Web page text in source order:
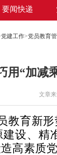
要闻快递
党建工作>党员教育
用“加减
文章
教育新
设、精
高素质